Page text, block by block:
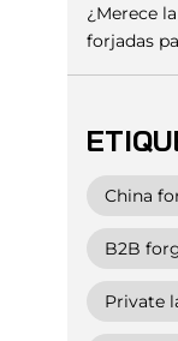
¿Merece
forjadas
China
B2B
Private